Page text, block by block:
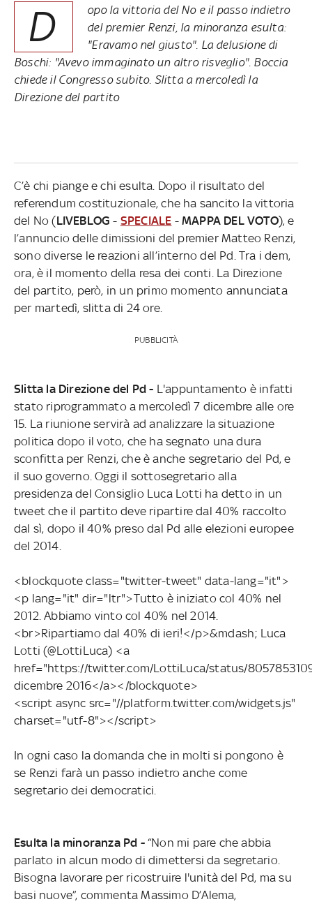
D
opo la vittoria del No e il passo indietro
del premier Renzi, la minoranza esulta:
"Eravamo nel giusto". La delusione di
Boschi: "Avevo immaginato un altro risveglio". Boccia
chiede il Congresso subito. Slitta a mercoledì la
Direzione del partito
C’è chi piange e chi esulta. Dopo il risultato del
referendum costituzionale, che ha sancito la vittoria
del No (LIVEBLOG - SPECIALE -MAPPA DEL VOTO), e
l’annuncio delle dimissioni del premier Matteo Renzi,
sono diverse le reazioni all’interno del Pd. Tra i dem,
ora, è il momento della resa dei conti. La Direzione
del partito, però, in un primo momento annunciata
per martedì, slitta di 24 ore.
PUBBLICITÀ
Slitta la Direzione del Pd - L'appuntamento è infatti
stato riprogrammato a mercoledì 7 dicembre alle ore
15. La riunione servirà ad analizzare la situazione
politica dopo il voto, che ha segnato una dura
sconfitta per Renzi, che è anche segretario del Pd, e
il suo governo. Oggi il sottosegretario alla
presidenza del Consiglio Luca Lotti ha detto in un
tweet che il partito deve ripartire dal 40% raccolto
dal sì, dopo il 40% preso dal Pd alle elezioni europee
del 2014.
<blockquote class="twitter-tweet" data-lang="it">
<p lang="it" dir="ltr">Tutto è iniziato col 40% nel
2012. Abbiamo vinto col 40% nel 2014.
<br>Ripartiamo dal 40% di ieri!</p>&mdash; Luca
Lotti (@LottiLuca) <a
href="https://twitter.com/LottiLuca/status/
dicembre 2016</a></blockquote>
<script async src="//platform.twitter.com/widgets.js"
charset="utf-8"></script>
In ogni caso la domanda che in molti si pongono è
se Renzi farà un passo indietro anche come
segretario dei democratici.
Esulta la minoranza Pd -“Non mi pare che abbia
parlato in alcun modo di dimettersi da segretario.
Bisogna lavorare per ricostruire l'unità del Pd, ma su
basi nuove”, commenta Massimo D’Alema,